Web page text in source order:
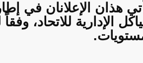
هذان الإعلانان في
الإدارية للاتحاد،